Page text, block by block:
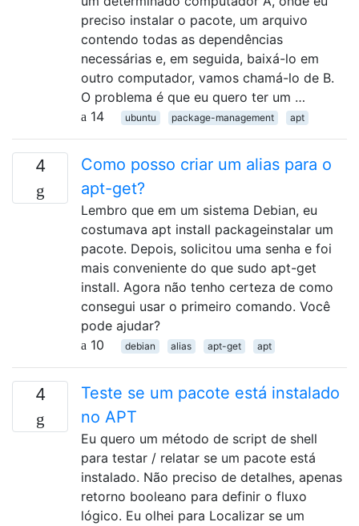
preciso instalar o pacote, um arquivo
contendo todas as dependências
necessárias e, em seguida, baixá-lo em
outro computador, vamos chamá-lo de B.
O problema é que eu quero ter um …
14
ubuntu package-management apt
4
Como posso criar um alias para o
apt-get?
Lembro que em um sistema Debian, eu
costumava apt install packageinstalar um
pacote. Depois, solicitou uma senha e foi
mais conveniente do que sudo apt-get
install. Agora não tenho certeza de como
consegui usar o primeiro comando. Você
pode ajudar?
10
debian alias apt-get apt
4
Teste se um pacote está instalado
no APT
Eu quero um método de script de shell
para testar / relatar se um pacote está
instalado. Não preciso de detalhes, apenas
retorno booleano para definir o fluxo
lógico. Eu olhei para Localizar se um